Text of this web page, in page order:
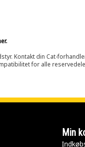
Kontakt din Cat-
for alle
Min